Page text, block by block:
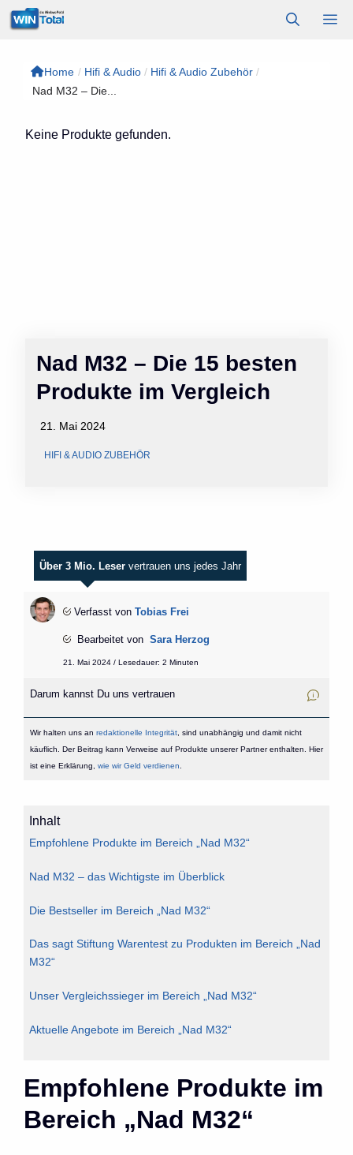
Zum
Inhalt
Home / Hifi & Audio / Hifi & Audio Zubehör /
Nad M32 – Die...
Nad M32 – Die 15 besten
Produkte im Vergleich
21. Mai 2024
HIFI & AUDIO ZUBEHÖR
Keine Produkte gefunden.
Über 3 Mio. Leser vertrauen uns jedes Jahr
Verfasst von Tobias Frei
Bearbeitet von Sara Herzog
21. Mai 2024 / Lesedauer: 2 Minuten
Darum kannst Du uns vertrauen
Wir halten uns an redaktionelle Integrität, sind unabhängig und damit nicht
käuflich. Der Beitrag kann Verweise auf Produkte unserer Partner enthalten. Hier
ist eine Erklärung, wie wir Geld verdienen
Inhalt
Empfohlene Produkte im Bereich „Nad M32“
Nad M32 – das Wichtigste im Überblick
Die Bestseller im Bereich „Nad M32“
Das sagt Stiftung Warentest zu Produkten im Bereich „Nad
M32“
Unser Vergleichssieger im Bereich „Nad M32“
Aktuelle Angebote im Bereich „Nad M32“
Empfohlene Produkte im
Bereich „Nad M32“